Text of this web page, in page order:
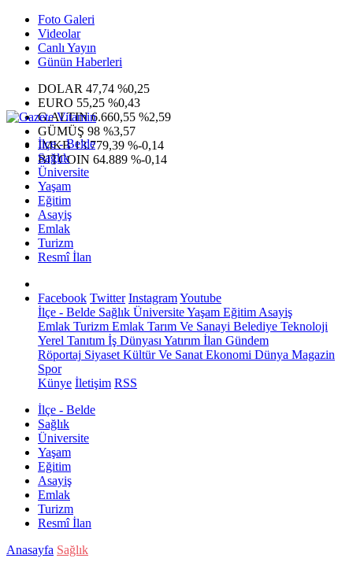
Foto Galeri
Videolar
Canlı Yayın
Günün Haberleri
DOLAR 47,74 %0,25
EURO 55,25 %0,43
G.ALTIN6.660,55 %2,59
GÜMÜŞ 98 %3,57
IMKB13.779,39 %-0,14
BITCOIN 64.889 %-0,14
İlçe - Belde
Sağlık
Üniversite
Yaşam
Eğitim
Asayiş
Emlak
Turizm
Resmî İlan
Facebook Twitter InstagramYoutube
İlçe - Belde Sağlık ÜniversiteYaşam Eğitim Asayiş
Emlak Turizm Emlak Tarım Ve Sanayi Belediye Teknoloji
Yerel Tanıtım İş Dünyası Yatırım İlan Gündem
Röportaj Siyaset Kültür Ve Sanat Ekonomi Dünya Magazin
Spor
Künye İletişim RSS
İlçe - Belde
Sağlık
Üniversite
Yaşam
Eğitim
Asayiş
Emlak
Turizm
Resmî İlan
Anasayfa Sağlık